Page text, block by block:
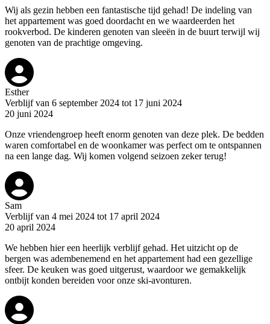
Wij als gezin hebben een fantastische tijd gehad! De indeling van
het appartement was goed doordacht en we waardeerden het
rookverbod. De kinderen genoten van sleeën in de buurt terwijl wij
genoten van de prachtige omgeving.
Esther
Verblijf van 6 september 2024 tot 17 juni 2024
20 juni 2024
Onze vriendengroep heeft enorm genoten van deze plek. De bedden
waren comfortabel en de woonkamer was perfect om te ontspannen
na een lange dag. Wij komen volgend seizoen zeker terug!
Sam
Verblijf van 4 mei 2024 tot 17 april 2024
20 april 2024
We hebben hier een heerlijk verblijf gehad. Het uitzicht op de
bergen was adembenemend en het appartement had een gezellige
sfeer. De keuken was goed uitgerust, waardoor we gemakkelijk
ontbijt konden bereiden voor onze ski-avonturen.